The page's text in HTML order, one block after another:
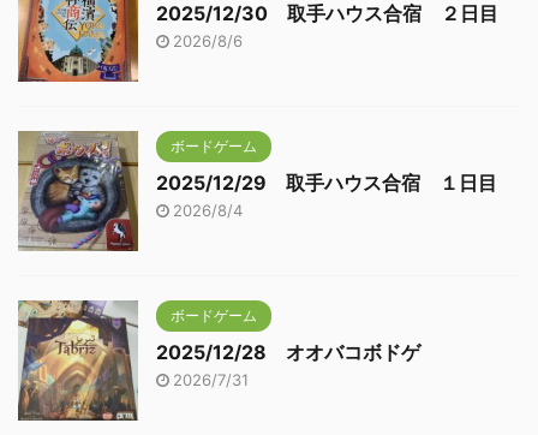
2025/12/30 取手ハウス合宿 ２日目
2026/8/6
ボードゲーム
2025/12/29 取手ハウス合宿 １日目
2026/8/4
ボードゲーム
2025/12/28 オオバコボドゲ
2026/7/31